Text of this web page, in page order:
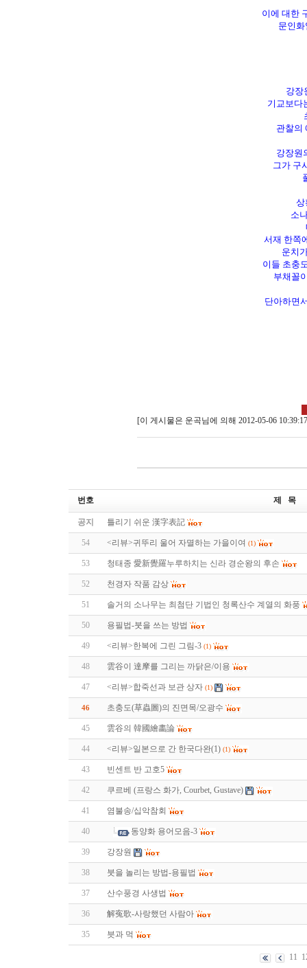
이에 대한
문인화
강장
기교보다
관찰의
강장원
그가 구
상
소
서재 한쪽
운치
이들 초충
부채꼴
단아하면
[이 게시물은 운곡님에 의해 2012-05-06
번호 제 목
공지 틀리기 쉬운 漢字表記
54 <리뷰>귀뚜리 울어 자멸하는 가을이여 (1)
53 청태종 愛新覺羅누루하치는 신라 경순왕의 후손
52 천경자 작품 감상
51 솔거의 소나무는 최첨단 기법인 청록산수 계열의 화풍
50 용필법-붓을 쓰는 방법
49 <리뷰>한복에 그린 그림-3 (1)
48 雲谷이 達摩를 그리는 까닭은/이용
47 <리뷰>합죽선과 보관 상자 (1)
46 초충도(草蟲圖)의 진면목/오광수
45 雲谷의 韓國繪畵論
44 <리뷰>일본으로 간 한국다완(1) (1)
43 빈센트 반 고호5
42 쿠르베 (프랑스 화가, Courbet, Gustave)
41 염불송/십악참회
40 동양화 용어모음-3
39 강장원
38 붓을 놀리는 방법-용필법
37 산수풍경 사생법
36 解寃歌-사랑했던 사람아
35 븟과 먹
11